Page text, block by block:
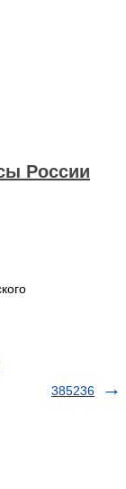
России
385236